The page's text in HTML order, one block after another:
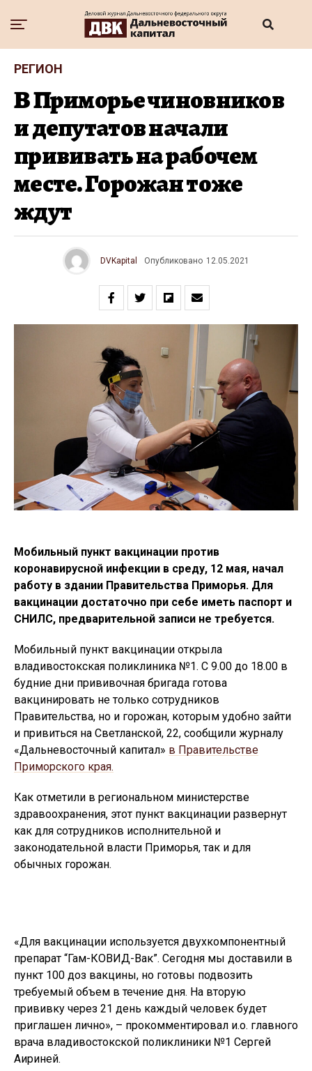
РЕГИОН
В Приморье чиновников
и депутатов начали
прививать на рабочем
месте. Горожан тоже
ждут
DVKapital Опубликовано 12.05.2021
Мобильный пункт вакцинации против
коронавирусной инфекции в среду, 12 мая, начал
работу в здании Правительства Приморья. Для
вакцинации достаточно при себе иметь паспорт и
СНИЛС, предварительной записи не требуется.
Мобильный пункт вакцинации открыла
владивостокская поликлиника №1. С 9.00 до 18.00 в
будние дни прививочная бригада готова
вакцинировать не только сотрудников
Правительства, но и горожан, которым удобно зайти
и привиться на Светланской, 22, сообщили журналу
«Дальневосточный капитал» в Правительстве
Приморского края.
Как отметили в региональном министерстве
здравоохранения, этот пункт вакцинации развернут
как для сотрудников исполнительной и
законодательной власти Приморья, так и для
обычных горожан.
«Для вакцинации используется двухкомпонентный
препарат “Гам-КОВИД-Вак”. Сегодня мы доставили в
пункт 100 доз вакцины, но готовы подвозить
требуемый объем в течение дня. На вторую
прививку через 21 день каждый человек будет
приглашен лично», – прокомментировал и.о. главного
врача владивостокской поликлиники №1 Сергей
Аириней.